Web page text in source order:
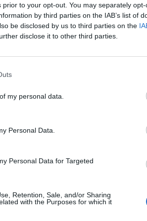
to your opt-out. You may separately
by third parties on the IAB’s list of
be disclosed by us to third parties on the
disclose it to other third parties.
my personal data.
Personal Data.
Personal Data for Targeted
Retention, Sale, and/or Sharing
with the Purposes for which it
la rimessa
consentì a Iaquinta di
di Mutu che poi
dell'Inter. A volte
si lascia correre.
di protesta. «Non
il dirigente -
con la
arrivata la risposta del
alle proteste della
squadra e una
e che lo abbia fatto lo
Giuliani a Come States?